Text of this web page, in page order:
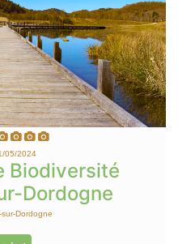
05/2024
Biodiversité
Dordogne
Dordogne